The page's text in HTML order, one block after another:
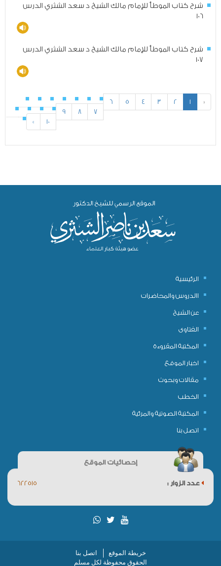
شرح كتاب الموطأ للإمام مالك الشيخ د سعد الشثري الدرس
106
شرح كتاب الموطأ للإمام مالك الشيخ د سعد الشثري الدرس
107
«
1
2
3
4
5
6
7
8
9
10
»
الرئيسية
االدروس والمحاضرات
عن الشيخ
الفتاوى
المكتبة المقروءة
اخبار الموقع
مقالات وبحوث
الخطب
المكتبة الصوتية والمرئية
اتصل بنا
إحصائيات الموقع
عدد الزوار : 622515
خريطة الموقع
اتصل بنا
الحقوق محفوظة لكل مسلم